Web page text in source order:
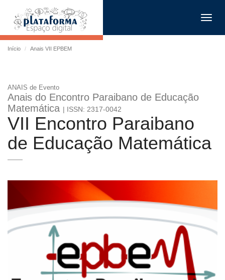
Início Anais VII EPBEM
ANAIS de Evento
Anais do Encontro Paraibano de Educação
Matemática | ISSN: 2317-0042
VII Encontro Paraibano
de Educação Matemática